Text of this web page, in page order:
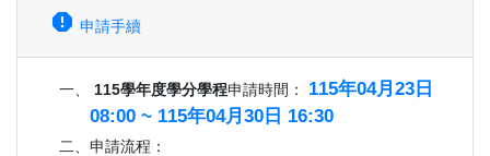
report 申請手續
一、 115學年度學分學程申請時間： 115年04月23日
08:00 ~ 115年04月30日 16:30
二、申請流程：